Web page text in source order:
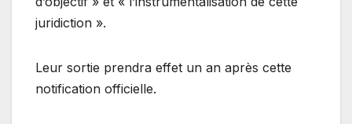
juridiction ».
Leur sortie prendra effet un an après cette
notification officielle.